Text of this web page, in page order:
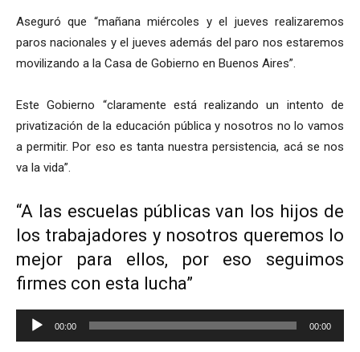
Aseguró que “mañana miércoles y el jueves realizaremos
paros nacionales y el jueves además del paro nos estaremos
movilizando a la Casa de Gobierno en Buenos Aires”.
Este Gobierno “claramente está realizando un intento de
privatización de la educación pública y nosotros no lo vamos
a permitir. Por eso es tanta nuestra persistencia, acá se nos
va la vida”.
“A las escuelas públicas van los hijos de
los trabajadores y nosotros queremos lo
mejor para ellos, por eso seguimos
firmes con esta lucha”
Reproductor
de
00:00 00:00